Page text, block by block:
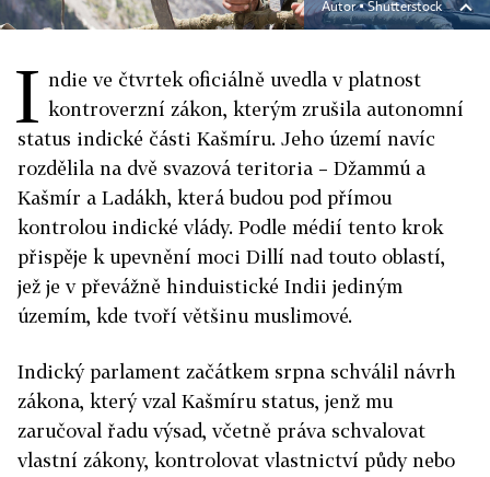
Autor ▪Shutterstock
I ndie ve čtvrtek oficiálně uvedla v platnost
kontroverzní zákon, kterým zrušila autonomní
status indické části Kašmíru. Jeho území navíc
rozdělila na dvě svazová teritoria – Džammú a
Kašmír a Ladákh, která budou pod přímou
kontrolou indické vlády. Podle médií tento krok
přispěje k upevnění moci Dillí nad touto oblastí,
jež je v převážně hinduistické Indii jediným
územím, kde tvoří většinu muslimové.
Indický parlament začátkem srpna schválil návrh
zákona, který vzal Kašmíru status, jenž mu
zaručoval řadu výsad, včetně práva schvalovat
vlastní zákony, kontrolovat vlastnictví půdy nebo